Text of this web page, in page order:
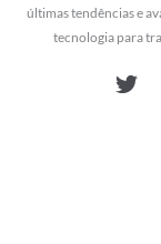
últimas tendências e
tecnologia para